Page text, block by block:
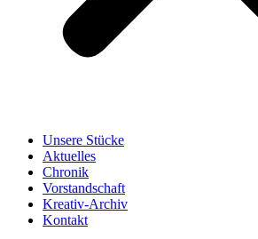
Unsere Stücke
Aktuelles
Chronik
Vorstandschaft
Kreativ-Archiv
Kontakt